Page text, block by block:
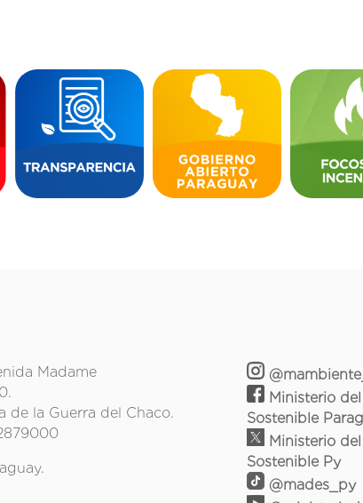
Madame
de la Guerra del Chaco.
Ministerio
Sostenible
Ministerio
Sostenible Py
@mades_py